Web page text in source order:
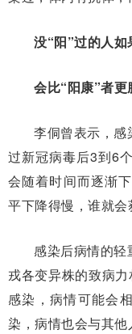
没“阳”过的人
会比“阳康”者更
李侗曾表示，感
过新冠病毒后3到6
会随着时间而逐渐
平下降得慢，谁就会
感染后病情的轻
戎各变异株的致病力
感染，病情可能会
染，病情也会与其他